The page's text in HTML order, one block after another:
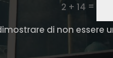
2 + 14 =
di non essere